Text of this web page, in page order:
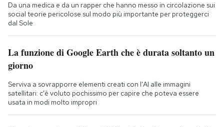
Da una medica e da un rapper che hanno messo in circolazione sui
social teorie pericolose sul modo più importante per proteggerci
dal Sole
La funzione di Google Earth che è durata soltanto un
giorno
Serviva a sovrapporre elementi creati con l'AI alle immagini
satellitari: c'è voluto pochissimo per capire che poteva essere
usata in modi molto impropri